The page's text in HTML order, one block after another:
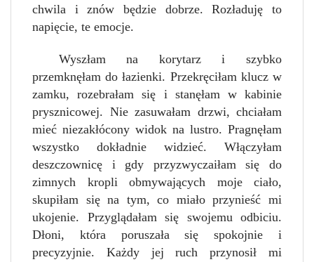
chwila i znów będzie dobrze. Rozładuję to
napięcie, te emocje.
Wyszłam na korytarz i szybko
przemknęłam do łazienki. Przekręciłam klucz w
zamku, rozebrałam się i stanęłam w kabinie
prysznicowej. Nie zasuwałam drzwi, chciałam
mieć niezakłócony widok na lustro. Pragnęłam
wszystko dokładnie widzieć. Włączyłam
deszczownicę i gdy przyzwyczaiłam się do
zimnych kropli obmywających moje ciało,
skupiłam się na tym, co miało przynieść mi
ukojenie. Przyglądałam się swojemu odbiciu.
Dłoni, która poruszała się spokojnie i
precyzyjnie. Każdy jej ruch przynosił mi